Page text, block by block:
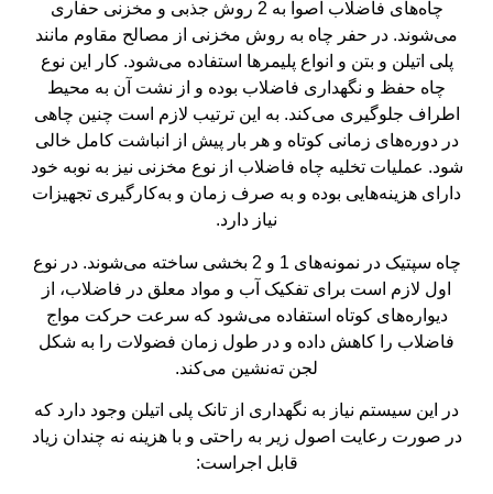
چاه‌های فاضلاب اصوا به 2 روش جذبی و مخزنی حفاری
می‌شوند. در حفر چاه به روش مخزنی از مصالح مقاوم مانند
پلی اتیلن و بتن و انواع پلیمرها استفاده می‌شود. کار این نوع
چاه حفظ و نگهداری فاضلاب بوده و از نشت آن به محیط
اطراف جلوگیری می‌کند. به این ترتیب لازم است چنین چاهی
در دوره‌های زمانی کوتاه و هر بار پیش از انباشت کامل خالی
شود. عملیات تخلیه چاه فاضلاب از نوع مخزنی نیز به نوبه خود
دارای هزینه‌هایی بوده و به صرف زمان و به‌کارگیری تجهیزات
نیاز دارد.
چاه سپتیک در نمونه‌های 1 و 2 بخشی ساخته می‌شوند. در نوع
اول لازم است برای تفکیک آب و مواد معلق در فاضلاب، از
دیواره‌های کوتاه استفاده می‌شود که سرعت حرکت مواج
فاضلاب را کاهش داده و در طول زمان فضولات را به شکل
لجن ته‌نشین می‌کند.
در این سیستم نیاز به نگهداری از تانک پلی اتیلن وجود دارد که
در صورت رعایت اصول زیر به‌ راحتی و با هزینه نه چندان زیاد
قابل اجراست: